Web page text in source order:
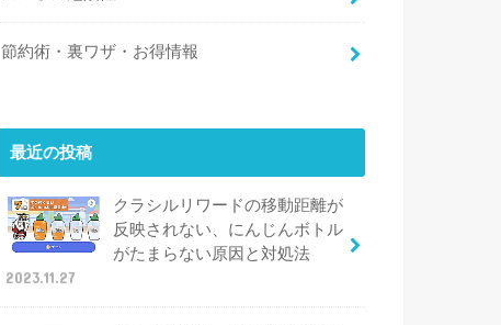
節約術・裏ワザ・お得情報
最近の投稿
クラシルリワードの移動距離が
反映されない、にんじんボトル
がたまらない原因と対処法
2023.11.27